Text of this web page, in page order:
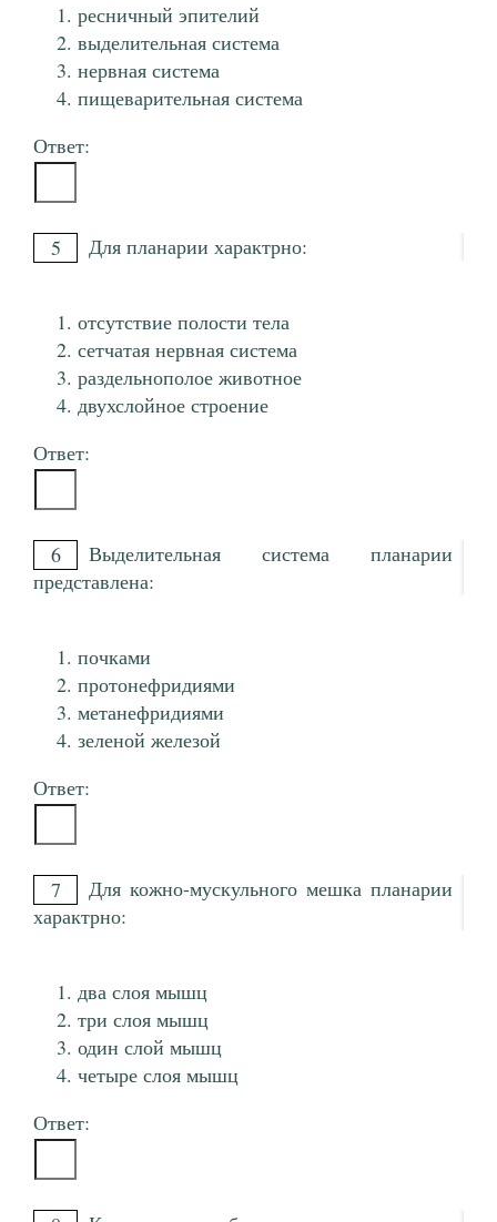
ресничный эпителий
выделительная система
нервная система
пищеварительная система
Ответ:
5 Для планарии характрно:
отсутствие полости тела
сетчатая нервная система
раздельнополое животное
двухслойное строение
Ответ:
6
Выделительная система планарии
представлена:
почками
протонефридиями
метанефридиями
зеленой железой
Ответ:
7
Для кожно-мускульного мешка планарии
характрно:
два слоя мышц
три слоя мышц
один слой мышц
четыре слоя мышц
Ответ: